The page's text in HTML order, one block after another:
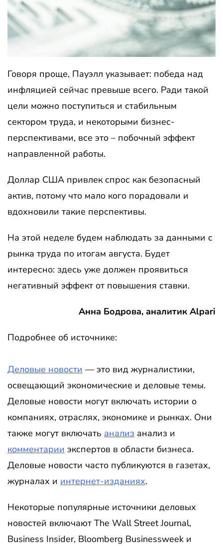
Говоря проще, Пауэлл указывает: победа над
инфляцией сейчас превыше всего. Ради такой
цели можно поступиться и стабильным
сектором труда, и некоторыми бизнес-
перспективами, все это – побочный эффект
направленной работы.
Доллар США привлек спрос как безопасный
актив, потому что мало кого порадовали и
вдохновили такие перспективы.
На этой неделе будем наблюдать за данными с
рынка труда по итогам августа. Будет
интересно: здесь уже должен проявиться
негативный эффект от повышения ставки.
Анна Бодрова, аналитик Alpari
Подробнее об источнике:
Деловые новости — это вид журналистики,
освещающий экономические и деловые темы.
Деловые новости могут включать истории о
компаниях, отраслях, экономике и рынках. Они
также могут включать анализ анализ и
комментарии экспертов в области бизнеса.
Деловые новости часто публикуются в газетах,
журналах и интернет-изданиях.
Некоторые популярные источники деловых
новостей включают The Wall Street Journal,
Business Insider, Bloomberg Businessweek и